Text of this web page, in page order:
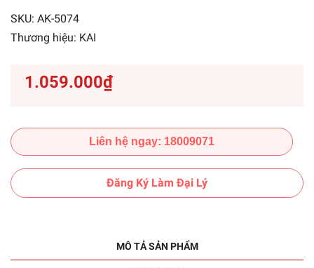
SKU: AK-5074
Thương hiệu: KAI
1.059.000₫
Liên hệ ngay: 18009071
Đăng Ký Làm Đại Lý
MÔ TẢ SẢN PHẨM